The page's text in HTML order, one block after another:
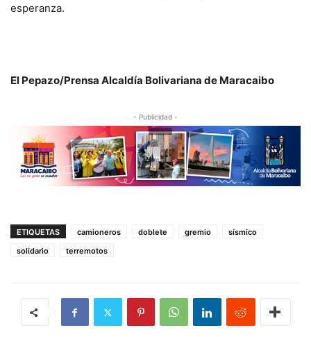
esperanza.
El Pepazo/Prensa Alcaldía Bolivariana de Maracaibo
- Publicidad -
ETIQUETAS camioneros doblete gremio
sísmico
solidario
terremotos